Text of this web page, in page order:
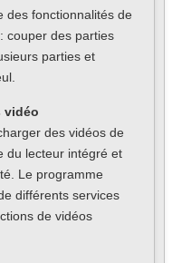
des fonctionnalités de
couper des parties
parties et
vidéo
des vidéos de
du lecteur intégré et
Le programme
différents services
de vidéos